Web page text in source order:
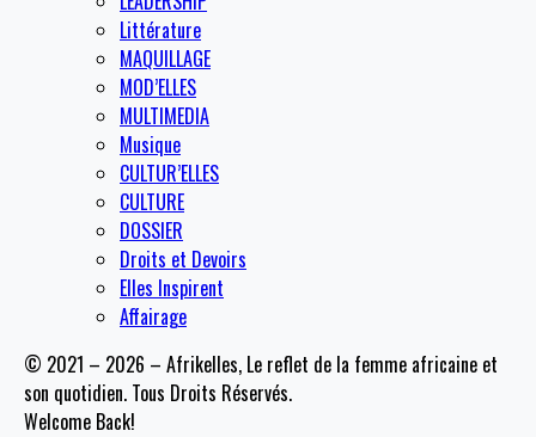
Littérature
MAQUILLAGE
MOD’ELLES
MULTIMEDIA
Musique
CULTUR’ELLES
CULTURE
DOSSIER
Droits et Devoirs
Elles Inspirent
Affairage
© 2021 – 2026 – Afrikelles, Le reflet de la femme africaine et
son quotidien. Tous Droits Réservés.
Welcome Back!